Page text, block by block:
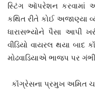
સ્ટિંગ ઑપરેશન કરવામાં
કથિત રીતે કોઈ અજાણ્યા
ધારાસભ્યોને પૈસા આપી
વીડિયો વાયરલ થયા બાદ
મોઢવાડિયાએ ભાજપ પર
કૉંગ્રેસના પ્રમુખ અમિત